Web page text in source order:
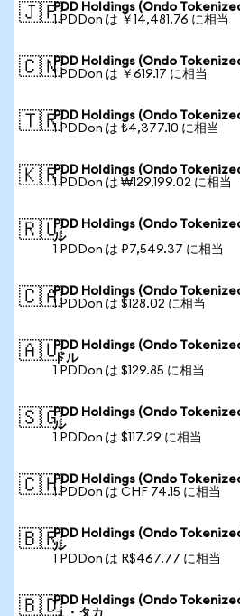
🇯🇵PDD Holdings (Ondo
1 PDDon は ￥14,481.76 に相当
🇨🇳PDD Holdings (Ondo
1 PDDon は ￥619.17 に相当
🇹🇷PDD Holdings (Ondo
1 PDDon は ₺4,377.10 に相当
🇰🇷PDD Holdings (Ondo
1 PDDon は ₩129,199.02 に相当
🇷🇺PDD Holdings (Ondo
ル
1 PDDon は ₽7,549.37 に相当
🇨🇦PDD Holdings (Ondo
1 PDDon は $128.02 に相当
🇦🇺PDD Holdings (Ondo
ドル
1 PDDon は $129.85 に相当
🇸🇬PDD Holdings (Ondo
ル
1 PDDon は $117.29 に相当
🇨🇭PDD Holdings (Ondo
1 PDDon は CHF 74.15 に相当
🇧🇷PDD Holdings (Ondo
ル
1 PDDon は R$467.77 に相当
🇧🇩PDD Holdings (Ondo
ュ・タカ